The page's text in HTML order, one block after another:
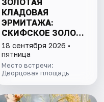
ЗОЛОТАЯ
КЛАДОВАЯ
ЭРМИТАЖА:
СКИФСКОЕ ЗОЛОТО
И СОКРОВИЩА
ИМПЕРАТОРСКОЙ
КОЛЛЕКЦИИ
18 сентября 2026 •
пятница
Место встречи:
Дворцовая площадь